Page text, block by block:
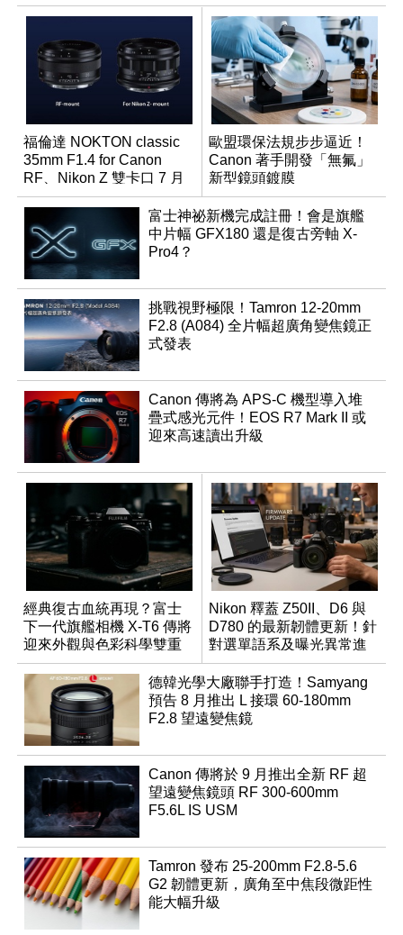
福倫達 NOKTON classic
35mm F1.4 for Canon
RF、Nikon Z 雙卡口 7 月
同步登台
歐盟環保法規步步逼近！
Canon 著手開發「無氟」
新型鏡頭鍍膜
富士神祕新機完成註冊！會是旗艦
中片幅 GFX180 還是復古旁軸 X-
Pro4？
挑戰視野極限！Tamron 12-20mm
F2.8 (A084) 全片幅超廣角變焦鏡正
式發表
Canon 傳將為 APS-C 機型導入堆
疊式感光元件！EOS R7 Mark II 或
迎來高速讀出升級
經典復古血統再現？富士
下一代旗艦相機 X-T6 傳將
迎來外觀與色彩科學雙重
優化
Nikon 釋蓋 Z50II、D6 與
D780 的最新韌體更新！針
對選單語系及曝光異常進
行修復
德韓光學大廠聯手打造！Samyang
預告 8 月推出 L 接環 60-180mm
F2.8 望遠變焦鏡
Canon 傳將於 9 月推出全新 RF 超
望遠變焦鏡頭 RF 300-600mm
F5.6L IS USM
Tamron 發布 25-200mm F2.8-5.6
G2 韌體更新，廣角至中焦段微距性
能大幅升級